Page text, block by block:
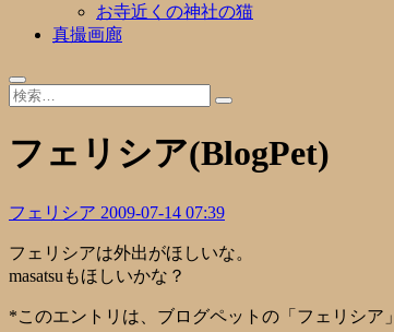
お寺近くの神社の猫
真撮画廊
フェリシア(BlogPet)
フェリシア 2009-07-14 07:39
フェリシアは外出がほしいな。
masatsuもほしいかな？
*このエントリは、ブログペットの「 フェリシア